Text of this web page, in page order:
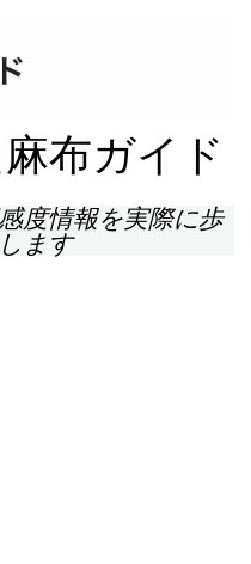
布ガイド
度情報を実際に歩
ます